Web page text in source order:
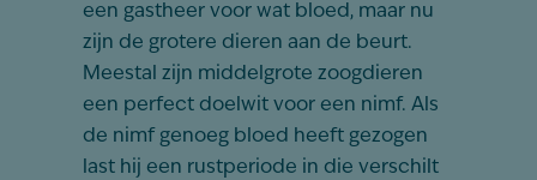
een gastheer voor wat bloed, maar nu
zijn de grotere dieren aan de beurt.
Meestal zijn middelgrote zoogdieren
een perfect doelwit voor een nimf. Als
de nimf genoeg bloed heeft gezogen
last hij een rustperiode in die verschilt